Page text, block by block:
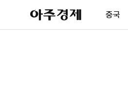
아
주
제
중국